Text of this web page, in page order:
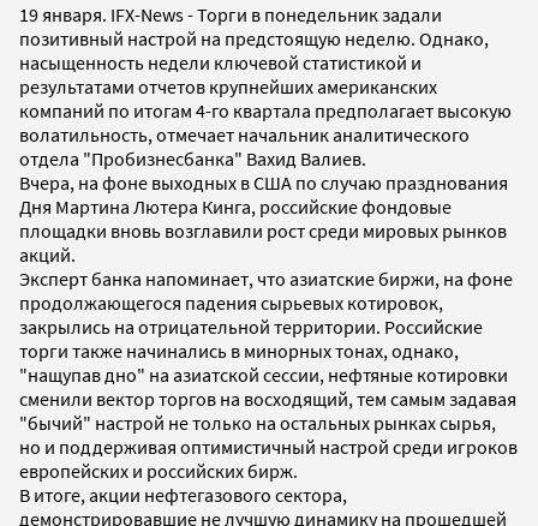
19 января. IFX-News - Торги в понедельник задали
позитивный настрой на предстоящую неделю. Однако,
насыщенность недели ключевой статистикой и
результатами отчетов крупнейших американских
компаний по итогам 4-го квартала предполагает высокую
волатильность, отмечает начальник аналитического
отдела "Пробизнесбанка" Вахид Валиев.
Вчера, на фоне выходных в США по случаю празднования
Дня Мартина Лютера Кинга, российские фондовые
площадки вновь возглавили рост среди мировых рынков
акций.
Эксперт банка напоминает, что азиатские биржи, на фоне
продолжающегося падения сырьевых котировок,
закрылись на отрицательной территории. Российские
торги также начинались в минорных тонах, однако,
"нащупав дно" на азиатской сессии, нефтяные котировки
сменили вектор торгов на восходящий, тем самым задавая
"бычий" настрой не только на остальных рынках сырья,
но и поддерживая оптимистичный настрой среди игроков
европейских и российских бирж.
В итоге, акции нефтегазового сектора,
демонстрировавшие не лучшую динамику на прошедшей